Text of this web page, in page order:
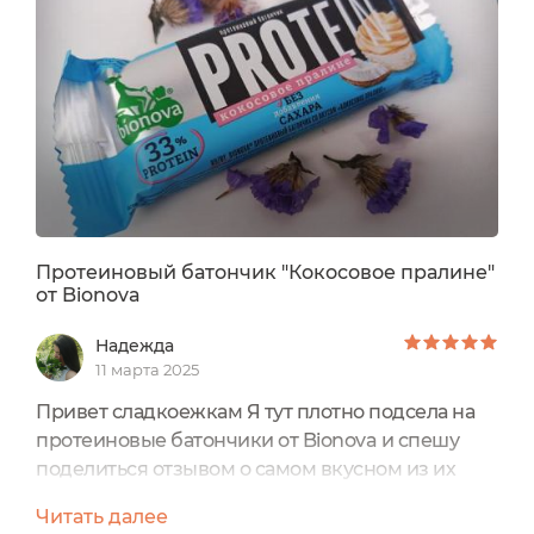
нежным ароматом пралине. Этот батончик станет
вашим идеальным партнером во время
тренировок или просто как здоровая закуска в
течение дня.
Протеиновый батончик "Кокосовое пралине"
от Bionova
Надежда
11 марта 2025
Привет сладкоежкам Я тут плотно подсела на
протеиновые батончики от Bionova и спешу
поделиться отзывом о самом вкусном из их
125 рублей.Масса - 50 г.Условия хранения: при
Читать далее